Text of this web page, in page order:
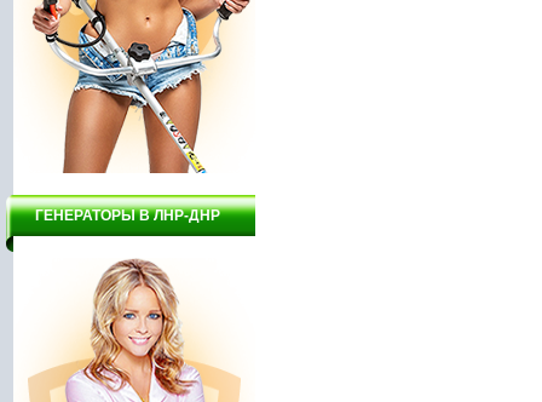
ГЕНЕРАТОРЫ В ЛНР-ДНР